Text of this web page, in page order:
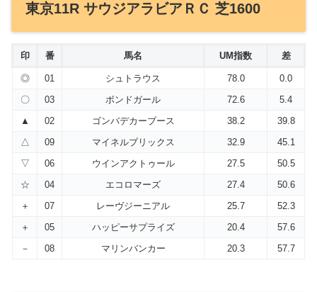
東京11R サウジアラビアＲＣ 芝1600
印 番 馬名 UM指数 差
◎ 01 シュトラウス 78.0
0.0
〇
03 ボンドガール 72.6
5.4
▲
02 ゴンバデカーブース 38.2
39.8
△
09 マイネルブリックス 32.9
45.1
▽
06 ウインアクトゥール 27.5
50.5
☆
04 エコロマーズ 27.4
50.6
＋
07 レーヴジーニアル 25.7
52.3
＋
05 ハッピーサプライズ 20.4
57.6
－
08 マリンバンカー 20.3 57.7